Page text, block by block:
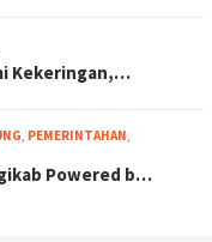
Kekeringan,…
PEMERINTAHAN
Powered b…